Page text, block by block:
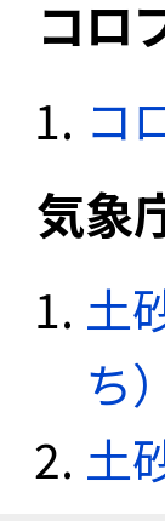
コロ
コ
気象
土
ち
土